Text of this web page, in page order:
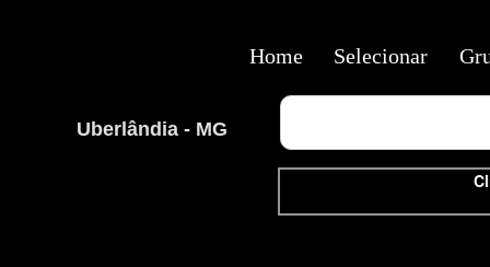
Uberlândia - MG
Home Selecionar